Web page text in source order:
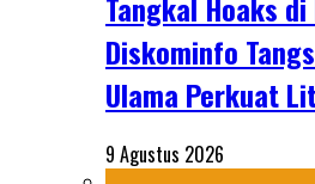
Diskominfo
Ulama Perkuat
9 Agustus 2026